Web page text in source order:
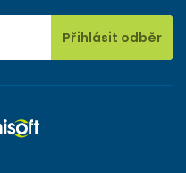
Přihlásit odběr